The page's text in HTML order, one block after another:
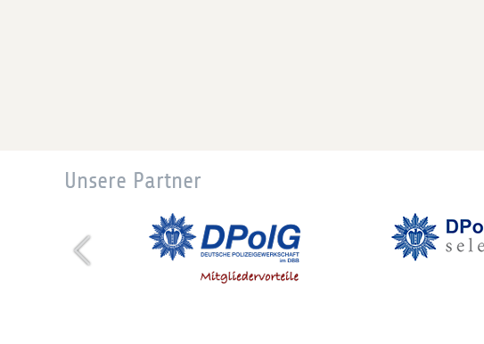
Unsere Partner